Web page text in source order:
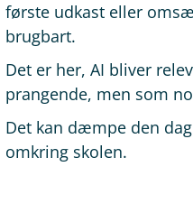
første udkast eller
brugbart.
Det er her, AI bliver
prangende, men som
Det kan dæmpe den
omkring skolen.